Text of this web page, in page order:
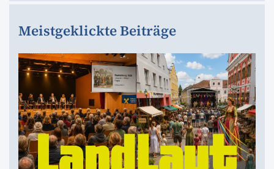
Meistgeklickte Beiträge